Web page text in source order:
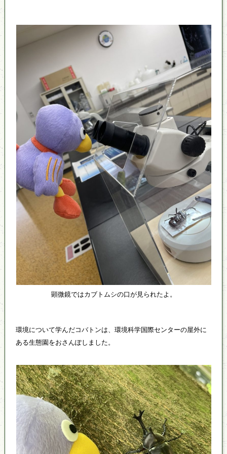
顕微鏡ではカブトムシの口が見られたよ。
環境について学んだコバトンは、環境科学国際センターの屋外に
ある生態園をおさんぽしました。